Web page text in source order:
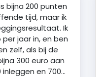
bijna 200 punten
tijd, maar ik
Ik
jaar in, en ben
zelf, als bij de
300 euro aan
inleggen en 700…